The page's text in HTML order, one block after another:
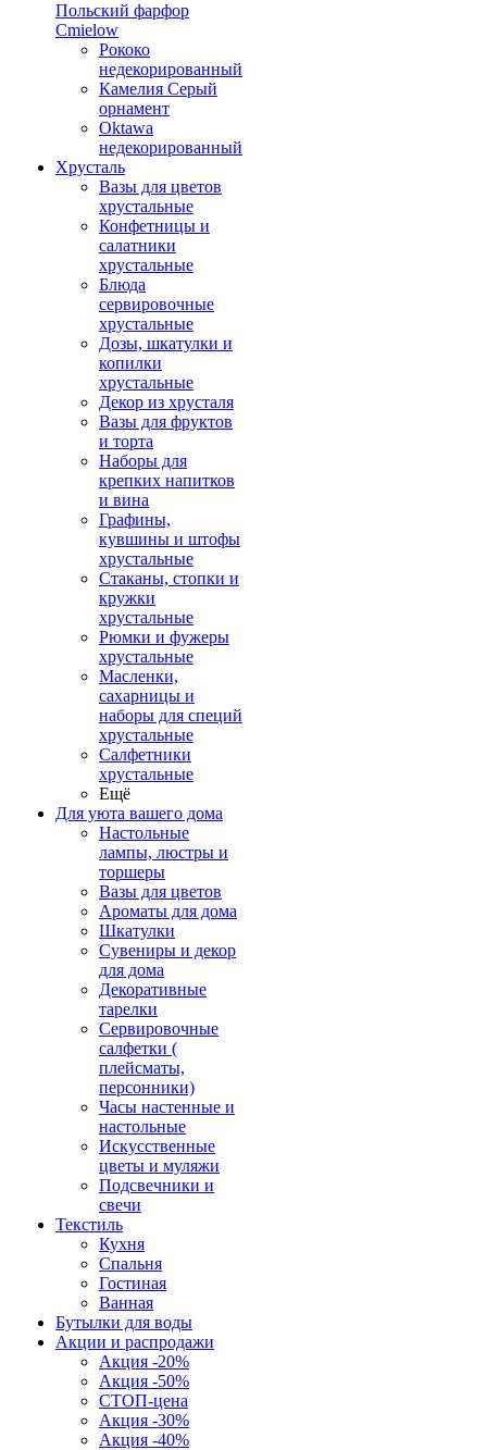
Польский фарфор
Сmielow
Рококо
недекорированный
Камелия Серый
орнамент
Oktawa
недекорированный
Хрусталь
Вазы для цветов
хрустальные
Конфетницы и
салатники
хрустальные
Блюда
сервировочные
хрустальные
Дозы, шкатулки и
копилки
хрустальные
Декор из хрусталя
Вазы для фруктов
и торта
Наборы для
крепких напитков
и вина
Графины,
кувшины и штофы
хрустальные
Стаканы, стопки и
кружки
хрустальные
Рюмки и фужеры
хрустальные
Масленки,
сахарницы и
наборы для специй
хрустальные
Салфетники
хрустальные
Ещё
Для уюта вашего дома
Настольные
лампы, люстры и
торшеры
Вазы для цветов
Ароматы для дома
Шкатулки
Сувениры и декор
для дома
Декоративные
тарелки
Сервировочные
салфетки (
плейсматы,
персонники)
Часы настенные и
настольные
Искусственные
цветы и муляжи
Подсвечники и
свечи
Текстиль
Кухня
Спальня
Гостиная
Ванная
Бутылки для воды
Акции и распродажи
Акция -20%
Акция -50%
СТОП-цена
Акция -30%
Акция -40%